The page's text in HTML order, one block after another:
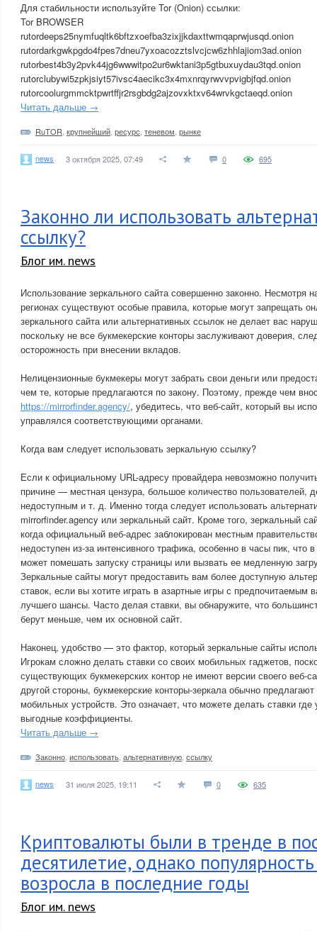
Для стабильности используйте Tor (Onion) ссылки:
Tor BROWSER
rutordeeps25nymfuqltk6bftzxoefba3zixjjkdaxttwmqaprwjusqd.onion
rutordarkgwkpgdo4fpes7dneu7yxoacozztslvcjcw6zhhlajiom3ad.onion
rutorbest4b3y2pvk44jg6wwwitpo2ur6wktani3p5gtbuxuydau3tqd.onion
rutorclubywi5zpkjsiyt57ivsc4aecikc3x4mxnrqyrwvvpvigbjfqd.onion
rutorcoolurgmmcktpwrtffjr2rsgbdg2ajzovxktxv64wrvkgctaeqd.onion
Читать дальше →
RuTOR крупнейший ресурс теневом рынке
news 3 октября 2025, 07:49 0 695
Законно ли использовать
ссылку?
Блог им. news
Использование зеркального сайта совершенно законно. Несмотря
регионах существуют особые правила, которые могут запрещать
зеркального сайта или альтернативных ссылок не делает вас
поскольку не все букмекерские конторы заслуживают доверия,
осторожность при внесении вкладов.
Нелицензионные букмекеры могут забрать свои деньги или
чем те, которые предлагаются по закону. Поэтому, прежде чем
https://mirrorfinder.agency/, убедитесь, что веб-сайт, который вы
управлялся соответствующими органами.
Когда вам следует использовать зеркальную ссылку?
Если к официальному URL-адресу провайдера невозможно
причине — местная цензура, большое количество пользователей,
недоступным и т. д. Именно тогда следует использовать
mirrorfinder.agency или зеркальный сайт. Кроме того, зеркальный
когда официальный веб-адрес заблокирован местным
недоступен из-за интенсивного трафика, особенно в часы пик, что
может помешать запуску страницы или вызвать ее медленную
Зеркальные сайты могут предоставить вам более доступную
ставок, если вы хотите играть в азартные игры с предпочитаемым
лучшего шансы. Часто делая ставки, вы обнаружите, что
берут меньше, чем их основной сайт.
Наконец, удобство — это фактор, который зеркальные сайты
Игрокам сложно делать ставки со своих мобильных гаджетов,
существующих букмекерских контор не имеют версии своего веб-
другой стороны, букмекерские конторы-зеркала обычно
мобильных устройств. Это означает, что можете делать ставки
выгодные коэффициенты.
Читать дальше →
Законно использовать альтернативную ссылку
news 31 июля 2025, 19:11 0 635
Криптовалюты были в тренде в
десятилетие, однако
возросла в последние годы
Блог им. news